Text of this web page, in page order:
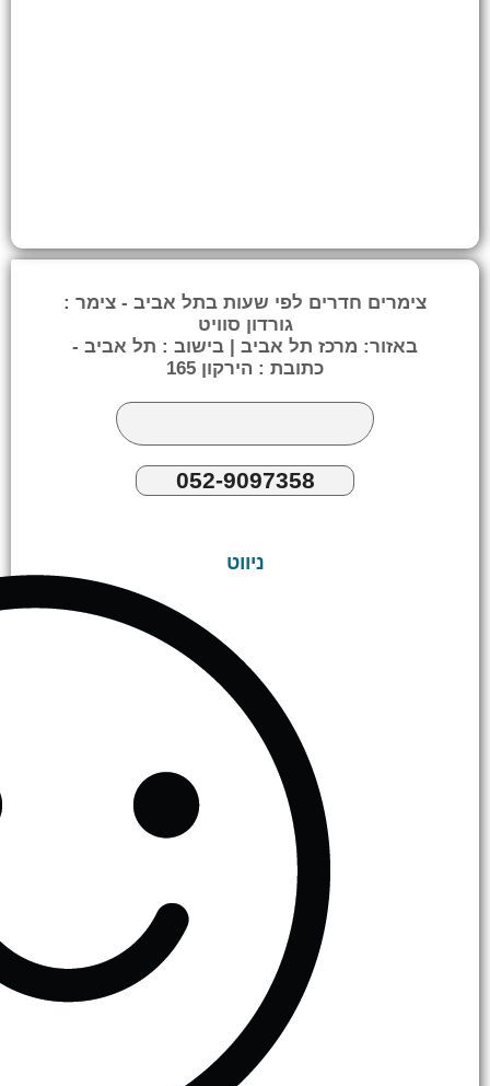
צימרים חדרים לפי שעות בתל אביב - צימר :
גורדון סוויט
באזור: מרכז תל אביב | בישוב : תל אביב -
כתובת : הירקון 165
052-9097358
ניווט